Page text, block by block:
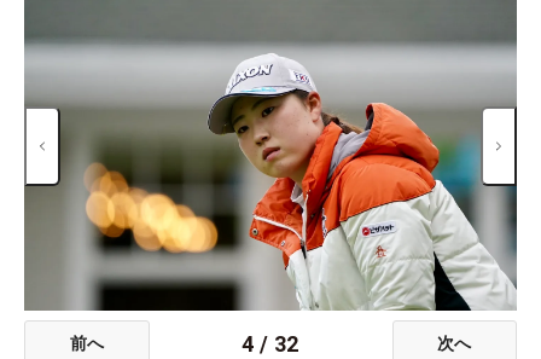
前へ 4 / 32 次へ